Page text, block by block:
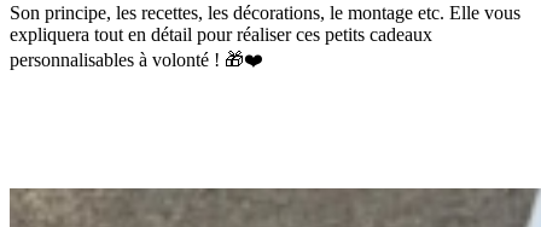
Son principe, les recettes, les décorations, le montage etc. Elle vous
expliquera tout en détail pour réaliser ces petits cadeaux
personnalisables à volonté ! 🎁❤️